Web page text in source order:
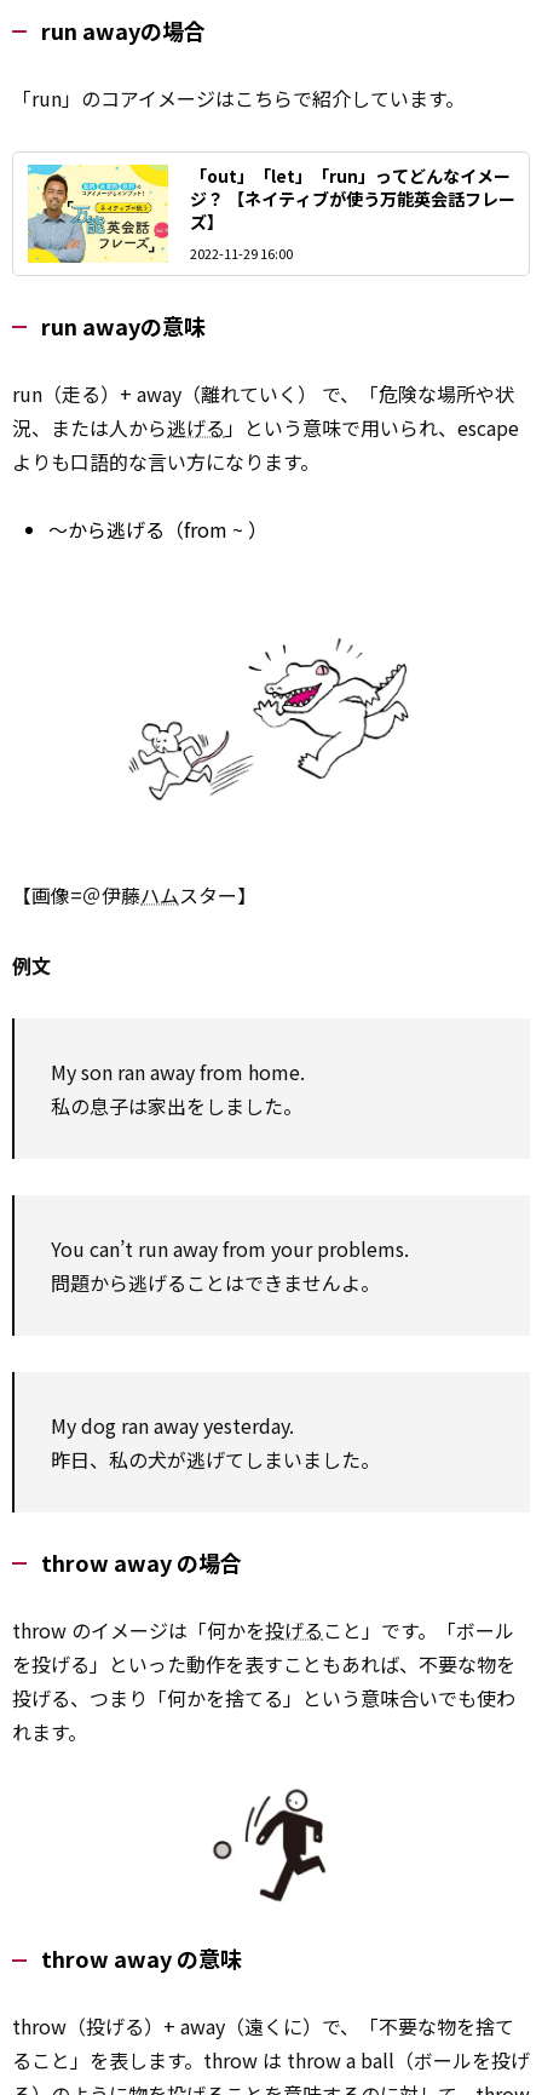
run awayの場合
「run」のコアイメージはこちらで紹介しています。
「out」「let」「run」ってどんなイメー
ジ？ 【ネイティブが使う万能英会話フレー
ズ】
2022-11-29 16:00
run awayの意味
run（走る）+ away（離れていく） で、「危険な場所や状
況、または人から逃げる 」という意味で用いられ、escape
よりも口語的な言い方になります。
～から逃げる（from ~ ）
【画像=＠伊藤ハムスター】
例文
My son ran away from home.
私の息子は家出をしました。
You can’t run away from your problems.
問題から逃げることはできませんよ。
My dog ran away yesterday.
昨日、私の犬が逃げてしまいました。
throw away の場合
throw のイメージは「何かを投げること」です。「ボール
を投げる」といった動作を表すこともあれば、不要な物を
投げる、つまり「何かを捨てる」という意味合いでも使わ
れます。
throw away の意味
throw（投げる）+ away（遠くに）で、「不要な物を捨て
ること」を表します。throw は throw a ball（ボールを投げ